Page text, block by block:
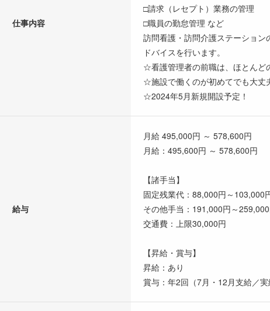
仕事内容
□請求（レセプト）業務の管理
□職員の勤怠管理 など
訪問看護・訪問介護ステーショ
ドバイスを行います。
☆看護管理者の前職は、ほとんど
☆施設で働くのが初めてでも大丈
☆2024年5月新規開設予定！
給与
月給 495,000円 ～ 578,600円
月給：495,600円 ～ 578,600円
【諸手当】
固定残業代：88,000円～103,000
その他手当：191,000円～
交通費：上限30,000円
【昇給・賞与】
昇給：あり
賞与：年2回（7月・12月支給／実